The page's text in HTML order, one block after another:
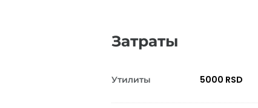
Затраты
Утилиты 5000 RSD